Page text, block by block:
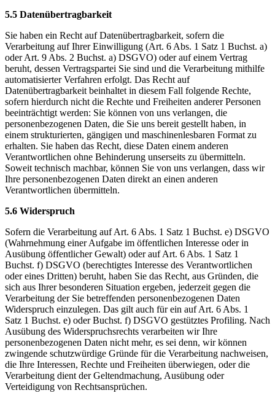
5.5 Datenübertragbarkeit
Sie haben ein Recht auf Datenübertragbarkeit, sofern die
Verarbeitung auf Ihrer Einwilligung (Art. 6 Abs. 1 Satz 1 Buchst. a)
oder Art. 9 Abs. 2 Buchst. a) DSGVO) oder auf einem Vertrag
beruht, dessen Vertragspartei Sie sind und die Verarbeitung mithilfe
automatisierter Verfahren erfolgt. Das Recht auf
Datenübertragbarkeit beinhaltet in diesem Fall folgende Rechte,
sofern hierdurch nicht die Rechte und Freiheiten anderer Personen
beeinträchtigt werden: Sie können von uns verlangen, die
personenbezogenen Daten, die Sie uns bereit gestellt haben, in
einem strukturierten, gängigen und maschinenlesbaren Format zu
erhalten. Sie haben das Recht, diese Daten einem anderen
Verantwortlichen ohne Behinderung unserseits zu übermitteln.
Soweit technisch machbar, können Sie von uns verlangen, dass wir
Ihre personenbezogenen Daten direkt an einen anderen
Verantwortlichen übermitteln.
5.6 Widerspruch
Sofern die Verarbeitung auf Art. 6 Abs. 1 Satz 1 Buchst. e) DSGVO
(Wahrnehmung einer Aufgabe im öffentlichen Interesse oder in
Ausübung öffentlicher Gewalt) oder auf Art. 6 Abs. 1 Satz 1
Buchst. f) DSGVO (berechtigtes Interesse des Verantwortlichen
oder eines Dritten) beruht, haben Sie das Recht, aus Gründen, die
sich aus Ihrer besonderen Situation ergeben, jederzeit gegen die
Verarbeitung der Sie betreffenden personenbezogenen Daten
Widerspruch einzulegen. Das gilt auch für ein auf Art. 6 Abs. 1
Satz 1 Buchst. e) oder Buchst. f) DSGVO gestütztes Profiling. Nach
Ausübung des Widerspruchsrechts verarbeiten wir Ihre
personenbezogenen Daten nicht mehr, es sei denn, wir können
zwingende schutzwürdige Gründe für die Verarbeitung nachweisen,
die Ihre Interessen, Rechte und Freiheiten überwiegen, oder die
Verarbeitung dient der Geltendmachung, Ausübung oder
Verteidigung von Rechtsansprüchen.